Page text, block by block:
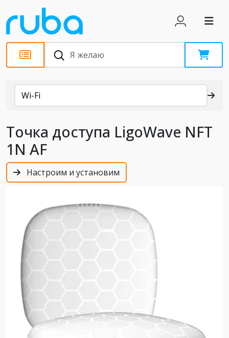
Каталог
Wi-Fi
Точка доступа LigoWave NFT
1N AF
Настроим и установим